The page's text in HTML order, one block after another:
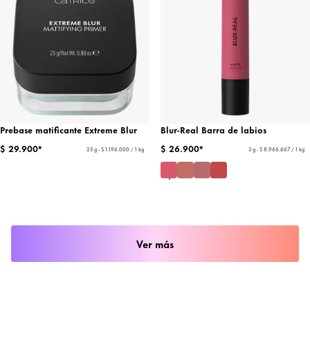
Prebase matificante Extreme Blur
$ 29.900*
25 g - $ 1.196.000 / 1 kg
Blur-Real Barra de labios
$ 26.900*
3 g - $ 8.966.667 / 1 kg
Ver más